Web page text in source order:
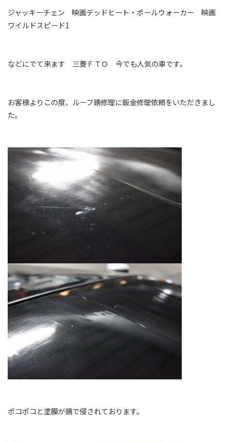
ジャッキーチェン 映画デッドヒート・ポールウォーカー 映画
ワイルドスピード1
などにでて来ます 三菱ＦＴＯ 今でも人気の車です。
お客様よりこの度、ルーフ錆修理に鈑金修理依頼をいただきまし
た。
ポコポコと塗膜が錆で侵されております。